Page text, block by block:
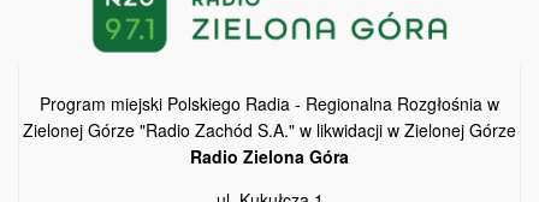
Program miejski Polskiego Radia - Regionalna Rozgłośnia w
Zielonej Górze "Radio Zachód S.A." w likwidacji w Zielonej Górze
Radio Zielona Góra